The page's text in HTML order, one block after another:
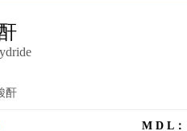
酐
M D L：